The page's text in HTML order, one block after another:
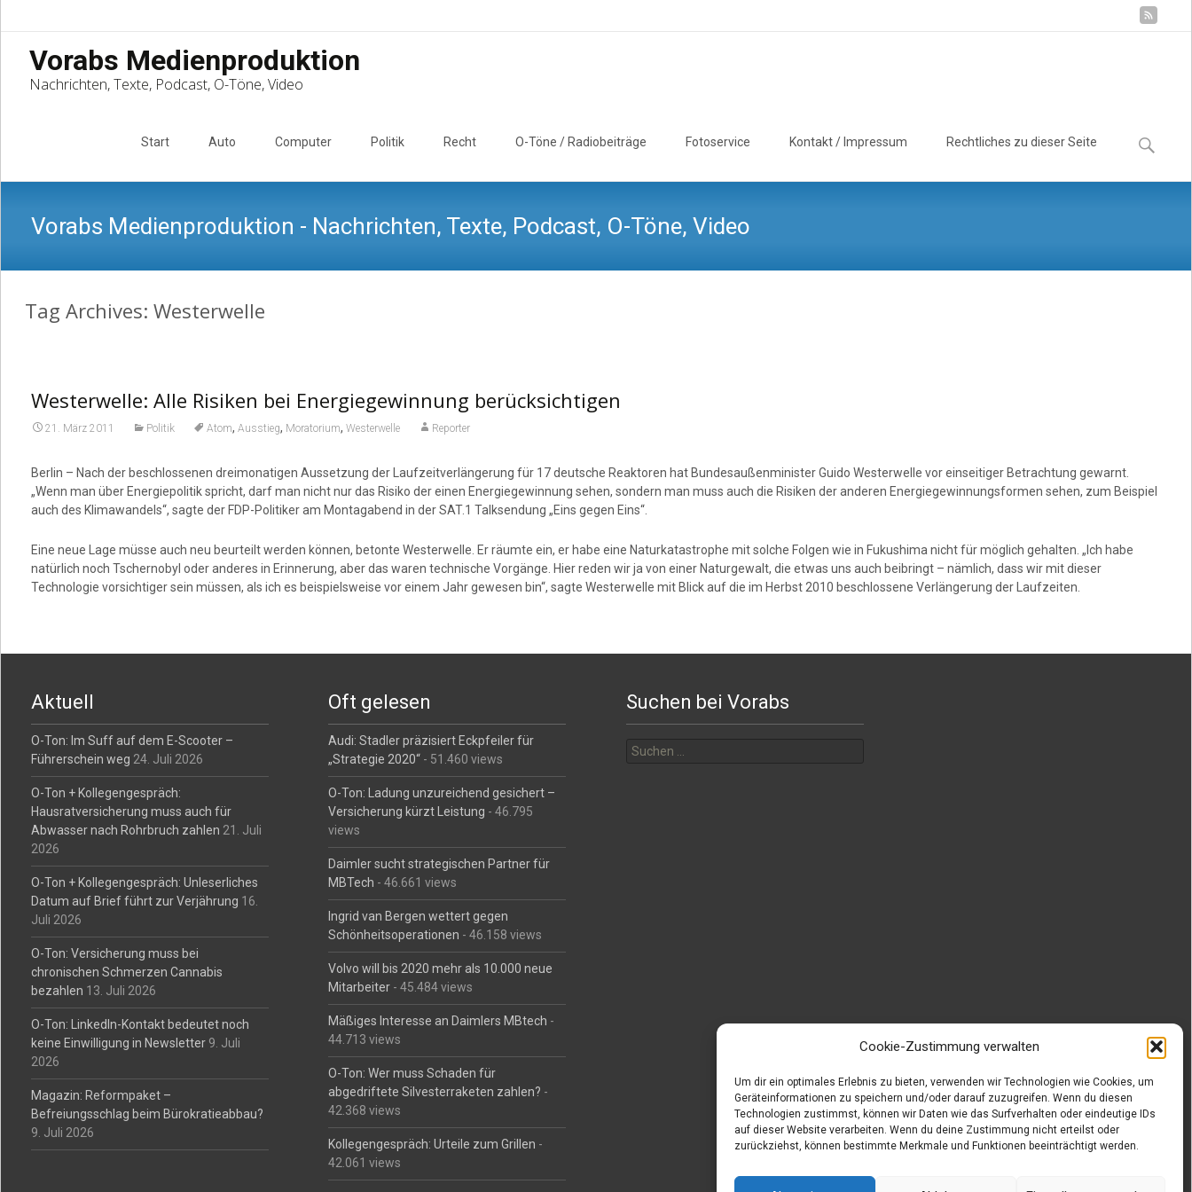
Cookie-Zustimmung verwalten
Um dir ein optimales Erlebnis zu bieten, verwenden wir Technologien wie Cookies, um
Geräteinformationen zu speichern und/oder darauf zuzugreifen. Wenn du diesen
Technologien zustimmst, können wir Daten wie das Surfverhalten oder eindeutige IDs
auf dieser Website verarbeiten. Wenn du deine Zustimmung nicht erteilst oder
zurückziehst, können bestimmte Merkmale und Funktionen beeinträchtigt werden.
Vorabs Medienproduktion
Nachrichten, Texte, Podcast, O-Töne, Video
Start Auto Computer Politik Recht O-Töne / Radiobeiträge Fotoservice Kontakt / Impressum Rechtliches zu dieser Seite
Suchen
nach:
Vorabs Medienproduktion - Nachrichten, Texte, Podcast, O-Töne, Video
Tag Archives: Westerwelle
Westerwelle: Alle Risiken bei Energiegewinnung berücksichtigen
21. März 2011 Politik Atom, Ausstieg, Moratorium, Westerwelle Reporter
Berlin – Nach der beschlossenen dreimonatigen Aussetzung der Laufzeitverlängerung für 17 deutsche Reaktoren hat Bundesaußenminister Guido Westerwelle vor einseitiger Betrachtung gewarnt.
„Wenn man über Energiepolitik spricht, darf man nicht nur das Risiko der einen Energiegewinnung sehen, sondern man muss auch die Risiken der anderen Energiegewinnungsformen sehen, zum Beispiel
auch des Klimawandels“, sagte der FDP-Politiker am Montagabend in der SAT.1 Talksendung „Eins gegen Eins“.
Eine neue Lage müsse auch neu beurteilt werden können, betonte Westerwelle. Er räumte ein, er habe eine Naturkatastrophe mit solche Folgen wie in Fukushima nicht für möglich gehalten. „Ich habe
natürlich noch Tschernobyl oder anderes in Erinnerung, aber das waren technische Vorgänge. Hier reden wir ja von einer Naturgewalt, die etwas uns auch beibringt – nämlich, dass wir mit dieser
Technologie vorsichtiger sein müssen, als ich es beispielsweise vor einem Jahr gewesen bin“, sagte Westerwelle mit Blick auf die im Herbst 2010 beschlossene Verlängerung der Laufzeiten.
Aktuell
O-Ton: Im Suff auf dem E-Scooter –
Führerschein weg 24. Juli 2026
O-Ton + Kollegengespräch:
Hausratversicherung muss auch für
Abwasser nach Rohrbruch zahlen 21. Juli
2026
O-Ton + Kollegengespräch: Unleserliches
Datum auf Brief führt zur Verjährung 16.
Juli 2026
O-Ton: Versicherung muss bei
chronischen Schmerzen Cannabis
bezahlen 13. Juli 2026
O-Ton: LinkedIn-Kontakt bedeutet noch
keine Einwilligung in Newsletter 9. Juli
2026
Magazin: Reformpaket –
Befreiungsschlag beim Bürokratieabbau?
9. Juli 2026
Oft gelesen
Audi: Stadler präzisiert Eckpfeiler für
„Strategie 2020“ - 51.460 views
O-Ton: Ladung unzureichend gesichert –
Versicherung kürzt Leistung - 46.795
views
Daimler sucht strategischen Partner für
MBTech - 46.661 views
Ingrid van Bergen wettert gegen
Schönheitsoperationen - 46.158 views
Volvo will bis 2020 mehr als 10.000 neue
Mitarbeiter - 45.484 views
Mäßiges Interesse an Daimlers MBtech -
44.713 views
O-Ton: Wer muss Schaden für
abgedriftete Silvesterraketen zahlen? -
42.368 views
Kollegengespräch: Urteile zum Grillen -
42.061 views
Suchen bei Vorabs
nach: